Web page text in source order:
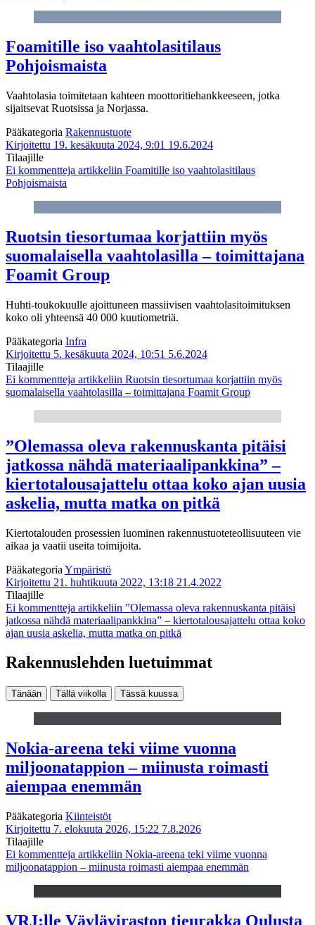
Foamitille iso vaahtolasitilaus
Pohjoismaista
Vaahtolasia toimitetaan kahteen moottoritiehankkeeseen, jotka
sijaitsevat Ruotsissa ja Norjassa.
Pääkategoria Rakennustuote
Kirjoitettu 19. kesäkuuta 2024, 9:01 19.6.2024
Tilaajille
Ei kommentteja artikkeliin Foamitille iso vaahtolasitilaus
Pohjoismaista
Ruotsin tiesortumaa korjattiin myös
suomalaisella vaahtolasilla – toimittajana
Foamit Group
Huhti-toukokuulle ajoittuneen massiivisen vaahtolasitoimituksen
koko oli yhteensä 40 000 kuutiometriä.
Pääkategoria Infra
Kirjoitettu 5. kesäkuuta 2024, 10:51 5.6.2024
Tilaajille
Ei kommentteja artikkeliin Ruotsin tiesortumaa korjattiin myös
suomalaisella vaahtolasilla – toimittajana Foamit Group
”Olemassa oleva rakennuskanta pitäisi
jatkossa nähdä materiaalipankkina” –
kiertotalousajattelu ottaa koko ajan uusia
askelia, mutta matka on pitkä
Kiertotalouden prosessien luominen rakennustuoteteollisuuteen vie
aikaa ja vaatii useita toimijoita.
Pääkategoria Ympäristö
Kirjoitettu 21. huhtikuuta 2022, 13:18 21.4.2022
Tilaajille
Ei kommentteja artikkeliin ”Olemassa oleva rakennuskanta pitäisi
jatkossa nähdä materiaalipankkina” – kiertotalousajattelu ottaa koko
ajan uusia askelia, mutta matka on pitkä
Rakennuslehden luetuimmat
Tänään Tällä viikolla Tässä kuussa
Nokia-areena teki viime vuonna
miljoonatappion – miinusta roimasti
aiempaa enemmän
Pääkategoria Kiinteistöt
Kirjoitettu 7. elokuuta 2026, 15:22 7.8.2026
Tilaajille
Ei kommentteja artikkeliin Nokia-areena teki viime vuonna
miljoonatappion – miinusta roimasti aiempaa enemmän
VRJ:lle Väyläviraston tieurakka Oulusta